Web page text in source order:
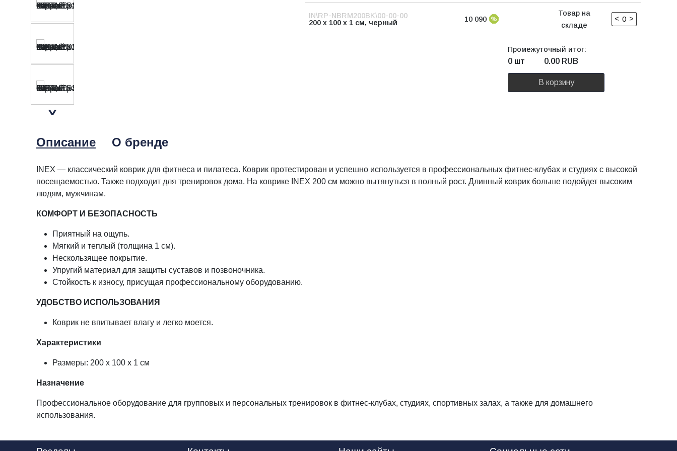
IN\RP-NBRM200BK\00-00-00
200 х 100 х 1 см, черный
10 090
Товар на
складе
< >
Промежуточный итог:
0 шт 0.00 RUB
В корзину
Описание О бренде
INEX — классический коврик для фитнеса и пилатеса. Коврик протестирован и успешно используется в профессиональных фитнес-клубах и студиях с высокой
посещаемостью. Также подходит для тренировок дома. На коврике INEX 200 см можно вытянуться в полный рост. Длинный коврик больше подойдет высоким
людям, мужчинам.
КОМФОРТ И БЕЗОПАСНОСТЬ
Приятный на ощупь.
Мягкий и теплый (толщина 1 см).
Нескользящее покрытие.
Упругий материал для защиты суставов и позвоночника.
Стойкость к износу, присущая профессиональному оборудованию.
УДОБСТВО ИСПОЛЬЗОВАНИЯ
Коврик не впитывает влагу и легко моется.
Характеристики
Размеры: 200 х 100 х 1 см
Назначение
Профессиональное оборудование для групповых и персональных тренировок в фитнес-клубах, студиях, спортивных залах, а также для домашнего
использования.